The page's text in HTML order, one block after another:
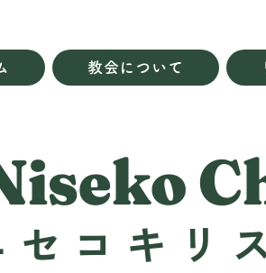
教会について
セコキリ